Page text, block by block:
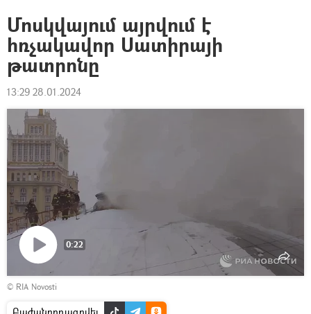
Մոսկվայում այրվում է
հռչակավոր Սատիրայի
թատրոնը
13:29 28.01.2024
Դիտել
տեսանյութը
0:22
© RIA Novosti